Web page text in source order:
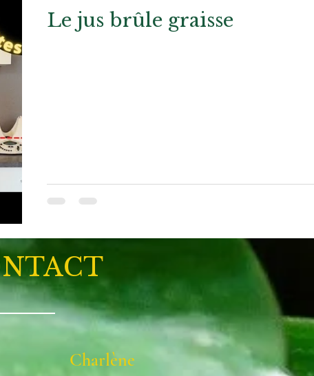
Le jus brûle graisse
Charlène